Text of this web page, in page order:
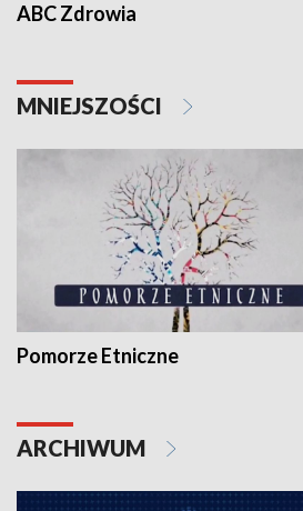
ABC Zdrowia
MNIEJSZOŚCI
Pomorze Etniczne
ARCHIWUM